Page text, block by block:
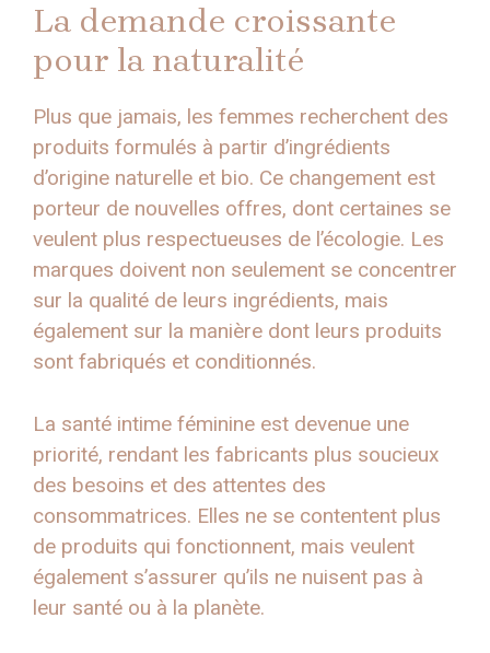
La demande croissante
pour la naturalité
Plus que jamais, les femmes recherchent des
produits formulés à partir d’ingrédients
d’origine naturelle et bio. Ce changement est
porteur de nouvelles offres, dont certaines se
veulent plus respectueuses de l’écologie. Les
marques doivent non seulement se concentrer
sur la qualité de leurs ingrédients, mais
également sur la manière dont leurs produits
sont fabriqués et conditionnés.
La santé intime féminine est devenue une
priorité, rendant les fabricants plus soucieux
des besoins et des attentes des
consommatrices. Elles ne se contentent plus
de produits qui fonctionnent, mais veulent
également s’assurer qu’ils ne nuisent pas à
leur santé ou à la planète.